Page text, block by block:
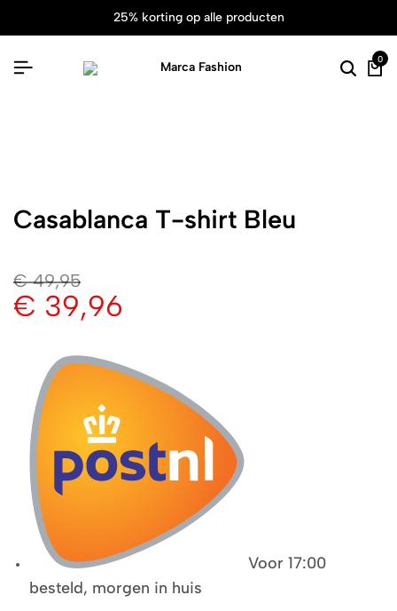
25% korting op alle producten
0
Casablanca T-shirt Bleu
€49,95
€ 39,96
Voor 17:00
besteld, morgen in huis